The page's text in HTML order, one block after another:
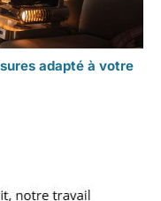
adapté à votre